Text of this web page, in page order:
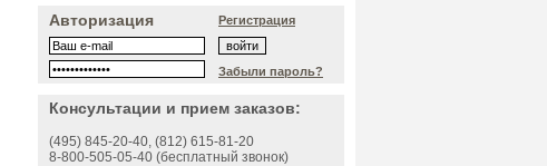
Авторизация Регистрация
Забыли пароль?
Консультации и прием заказов:
(495) 845-20-40, (812) 615-81-20
8-800-505-05-40 (бесплатный звонок)